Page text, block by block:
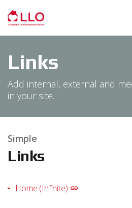
Links
Add internal, external and
in your site.
Simple
Links
Home (Infinite)